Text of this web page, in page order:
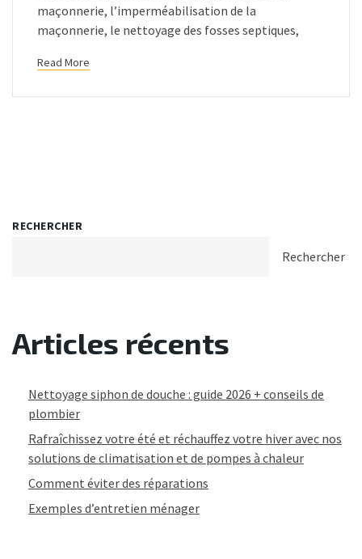
maçonnerie, l’imperméabilisation de la
maçonnerie, le nettoyage des fosses septiques,
Read More
RECHERCHER
Rechercher
Articles récents
Nettoyage siphon de douche : guide 2026 + conseils de
plombier
Rafraîchissez votre été et réchauffez votre hiver avec nos
solutions de climatisation et de pompes à chaleur
Comment éviter des réparations
Exemples d’entretien ménager